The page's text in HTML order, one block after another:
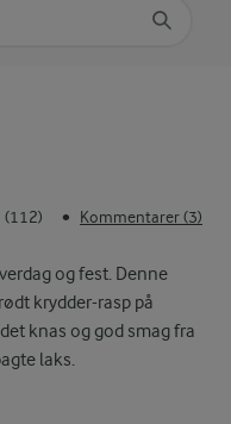
(112) • Kommentarer (3)
og fest. Denne
krydder-rasp på
knas og god smag fra
laks.